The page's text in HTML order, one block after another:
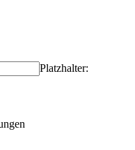
Platzhalter: